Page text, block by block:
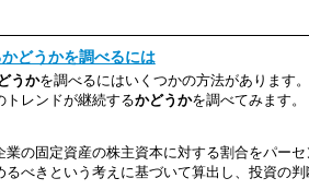
どうかを調べるには
うかを調べるにはいくつかの方法があります
トレンドが継続するかどうかを調べてみます。
の固定資産の株主資本に対する割合をパーセ
べきという考えに基づいて算出し、投資の判